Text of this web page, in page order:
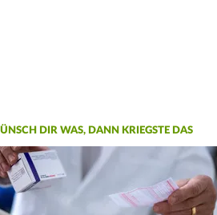
DIR WAS, DANN KRIEGSTE DAS